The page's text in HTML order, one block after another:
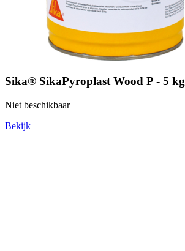
Sika® SikaPyroplast Wood P - 5 kg
Niet beschikbaar
Bekijk